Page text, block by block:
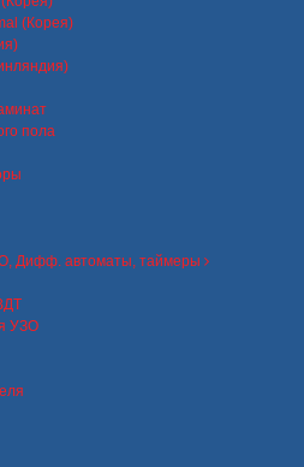
(Корея)
пола
Дифф. автоматы, таймеры
УЗО